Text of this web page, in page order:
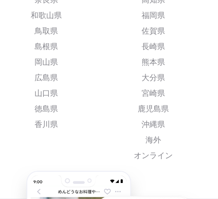
和歌山県
鳥取県
島根県
岡山県
広島県
山口県
徳島県
香川県
福岡県
佐賀県
長崎県
熊本県
大分県
宮崎県
鹿児島県
沖縄県
海外
オンライン